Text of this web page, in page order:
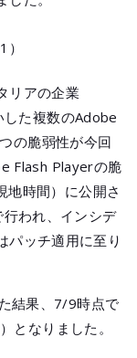
）
リアの企業
した複数のAdobe
の脆弱性が今回
Flash Playerの脆
地時間）に公開さ
われ、インシデ
パッチ適用に至り
結果、7/9時点で
となりました。